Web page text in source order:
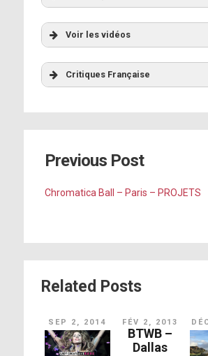
Voir les vidéos
Sour Candy
Telephone
LoveGame
Babylon
Critiques Française
Previous Post
Chromatica Ball – Paris – PROJETS
Related Posts
SEP 2, 2014 FÉV 2, 2013
BTWB –
Dallas